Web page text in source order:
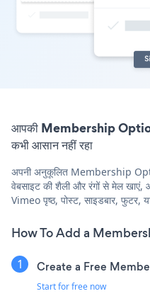
आपकी Membership
कभी आसान नहीं रहा
अपनी अनुकूलित Membership
वेबसाइट की शैली और रंगों से मेल
Vimeo पृष्ठ, पोस्ट, साइडबार, फुटर,
How To Add a
Create a Free
Start for free now